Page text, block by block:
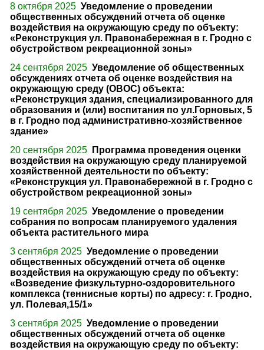
8 октября 2025 Уведомление о проведении
общественных обсуждений отчета об оценке
воздействия на окружающую среду по объекту:
«Реконструкция ул. Правонабережная в г. Гродно с
обустройством рекреационной зоны»
24 сентября 2025 Уведомление об общественных
обсуждениях отчета об оценке воздействия на
окружающую среду (ОВОС) объекта:
«Реконструкция здания, специализированного для
образования и (или) воспитания по ул.Горновых, 5
в г. Гродно под административно-хозяйственное
здание»
20 сентября 2025
Программа проведения оценки
воздействия на окружающую среду планируемой
хозяйственной деятельности по объекту:
«Реконструкция ул. Правонабережной в г. Гродно с
обустройством рекреационной зоны»
19 сентября 2025 Уведомление о проведении
собрания по вопросам планируемого удаления
объекта растительного мира
3 сентября 2025 Уведомление о проведении
общественных обсуждений отчета об оценке
воздействия на окружающую среду по объекту:
«Возведение физкультурно-оздоровительного
комплекса (теннисные корты) по адресу: г. Гродно,
ул. Полевая,15/1»
3 сентября 2025 Уведомление о проведении
общественных обсуждений отчета об оценке
воздействия на окружающую среду по объекту: